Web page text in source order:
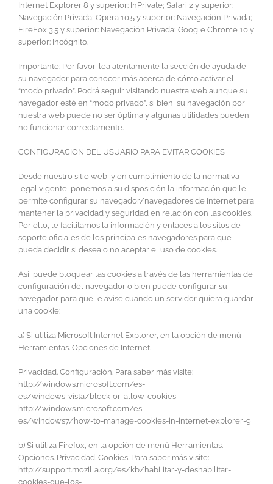
Internet Explorer 8 y superior: InPrivate; Safari 2 y superior:
Navegación Privada; Opera 10.5 y superior: Navegación Privada;
FireFox 3.5 y superior: Navegación Privada; Google Chrome 10 y
superior: Incógnito.
Importante: Por favor, lea atentamente la sección de ayuda de
su navegador para conocer más acerca de cómo activar el
“modo privado”. Podrá seguir visitando nuestra web aunque su
navegador esté en “modo privado”, si bien, su navegación por
nuestra web puede no ser óptima y algunas utilidades pueden
no funcionar correctamente.
CONFIGURACION DEL USUARIO PARA EVITAR COOKIES
Desde nuestro sitio web, y en cumplimiento de la normativa
legal vigente, ponemos a su disposición la información que le
permite configurar su navegador/navegadores de Internet para
mantener la privacidad y seguridad en relación con las cookies.
Por ello, le facilitamos la información y enlaces a los sitos de
soporte oficiales de los principales navegadores para que
pueda decidir si desea o no aceptar el uso de cookies.
Así, puede bloquear las cookies a través de las herramientas de
configuración del navegador o bien puede configurar su
navegador para que le avise cuando un servidor quiera guardar
una cookie:
a) Si utiliza Microsoft Internet Explorer, en la opción de menú
Herramientas. Opciones de Internet.
Privacidad. Configuración. Para saber más visite:
http://windows.microsoft.com/es-
es/windows-vista/block-or-allow-cookies,
http://windows.microsoft.com/es-
es/windows7/how-to-manage-cookies-in-internet-explorer-9
b) Si utiliza Firefox, en la opción de menú Herramientas.
Opciones. Privacidad. Cookies. Para saber más visite:
http://support.mozilla.org/es/kb/habilitar-y-deshabilitar-
cookies-que-los-